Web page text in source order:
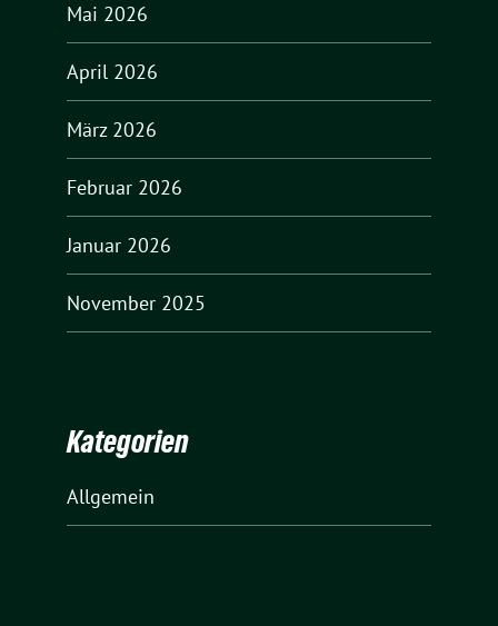
Mai 2026
April 2026
März 2026
Februar 2026
Januar 2026
November 2025
Kategorien
Allgemein